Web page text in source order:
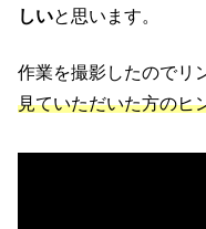
しいと思います。
作業を撮影したのでリ
見ていただいた方のヒ